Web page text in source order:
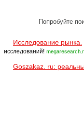
Попробуйте
Исследование рынка.
исследований!
Goszakaz. ru: